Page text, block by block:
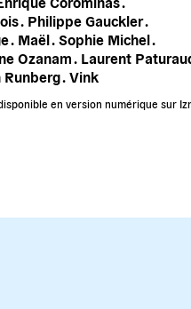
. Philippe Gauckler .
. Maël . Sophie Michel .
Ozanam . Laurent
.Vink
en version numérique sur